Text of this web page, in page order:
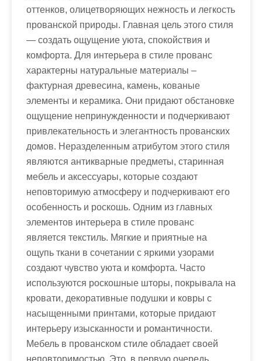
оттенков, олицетворяющих нежность и легкость
прованской природы. Главная цель этого стиля
— создать ощущение уюта, спокойствия и
комфорта. Для интерьера в стиле прованс
характерны натуральные материалы –
фактурная древесина, камень, кованые
элементы и керамика. Они придают обстановке
ощущение непринужденности и подчеркивают
привлекательность и элегантность прованских
домов. Неразделенным атрибутом этого стиля
являются антикварные предметы, старинная
мебель и аксессуары, которые создают
неповторимую атмосферу и подчеркивают его
особенность и роскошь. Одним из главных
элементов интерьера в стиле прованс
является текстиль. Мягкие и приятные на
ощупь ткани в сочетании с яркими узорами
создают чувство уюта и комфорта. Часто
используются роскошные шторы, покрывала на
кровати, декоративные подушки и ковры с
насыщенными принтами, которые придают
интерьеру изысканности и романтичности.
Мебель в прованском стиле обладает своей
неповторимостью. Это, в первую очередь,